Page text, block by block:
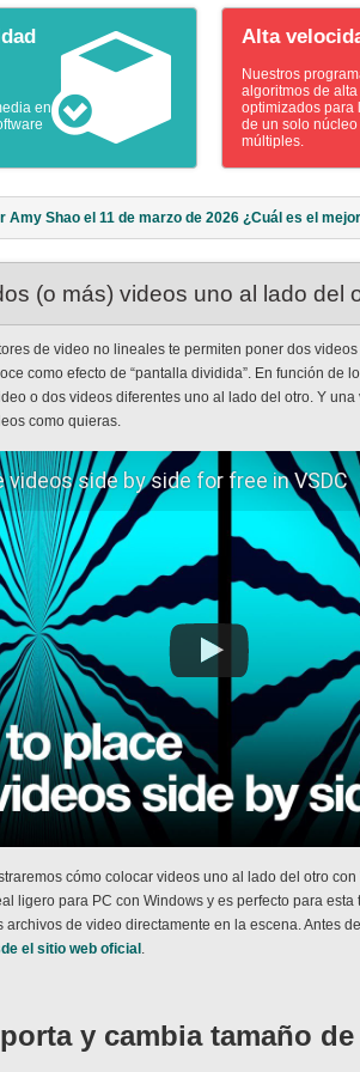
en
Alta
Nuestros
algoritmos de alta
optimizados para
de un solo
múltiples.
Amy Shao el 11 de marzo de 2026 ¿Cuál es el
(o más) videos uno al lado del
de video no lineales te permiten poner dos
como efecto de “pantalla dividida”. En función de
o dos videos diferentes uno al lado del otro. Y
como quieras.
videos side by side for free in VSDC
cómo colocar videos uno al lado del otro
ligero para PC con Windows y es perfecto para
archivos de video directamente en la escena. Antes
el sitio web oficial
y cambia tamaño